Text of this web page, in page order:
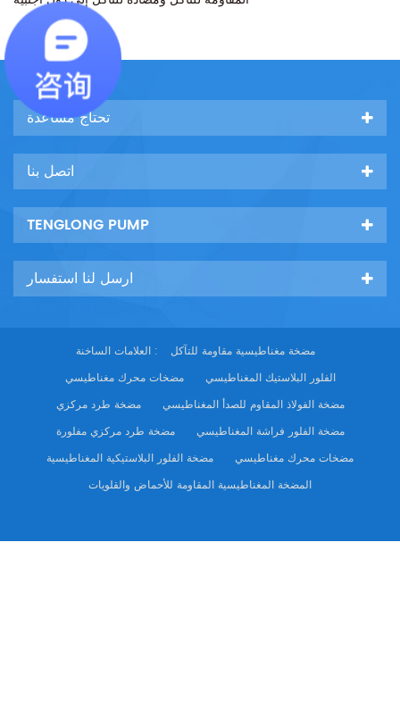
تحتاج مساعدة
اتصل بنا
TENGLONG PUMP
ارسل لنا استفسار
العلامات الساخنة :
مضخة مغناطيسية مقاومة للتآكل
مضخات محرك مغناطيسي
الفلور البلاستيك المغناطيسي
مضخة طرد مركزي
مضخة الفولاذ المقاوم للصدأ المغناطيسي
مضخة طرد مركزي مفلورة
مضخة الفلور فراشة المغناطيسي
مضخة الفلور البلاستيكية المغناطيسية
مضخات محرك مغناطيسي
المضخة المغناطيسية المقاومة للأحماض والقلويات